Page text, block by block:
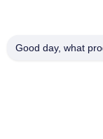
Good day, what